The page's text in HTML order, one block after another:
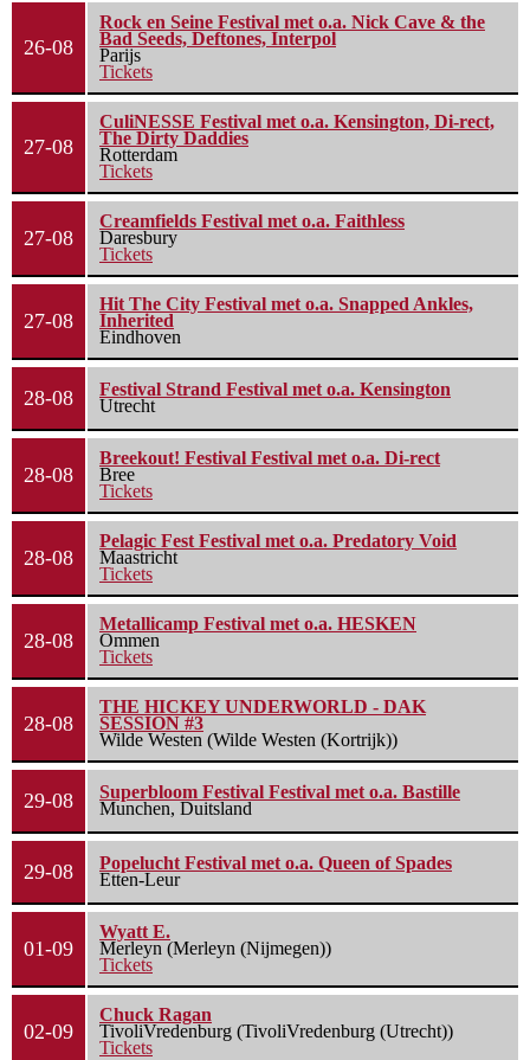
26-08
Rock en Seine Festival met o.a. Nick Cave & the
Bad Seeds, Deftones, Interpol
Parijs
Tickets
27-08
CuliNESSE Festival met o.a. Kensington, Di-rect,
The Dirty Daddies
Rotterdam
Tickets
27-08
Creamfields Festival met o.a. Faithless
Daresbury
Tickets
27-08
Hit The City Festival met o.a. Snapped Ankles,
Inherited
Eindhoven
28-08
Festival Strand Festival met o.a. Kensington
Utrecht
28-08
Breekout! Festival Festival met o.a. Di-rect
Bree
Tickets
28-08
Pelagic Fest Festival met o.a. Predatory Void
Maastricht
Tickets
28-08
Metallicamp Festival met o.a. HESKEN
Ommen
Tickets
28-08
THE HICKEY UNDERWORLD - DAK
SESSION #3
Wilde Westen (Wilde Westen (Kortrijk))
29-08
Superbloom Festival Festival met o.a. Bastille
Munchen, Duitsland
29-08
Popelucht Festival met o.a. Queen of Spades
Etten-Leur
01-09
Wyatt E.
Merleyn (Merleyn (Nijmegen))
Tickets
02-09
Chuck Ragan
TivoliVredenburg (TivoliVredenburg (Utrecht))
Tickets